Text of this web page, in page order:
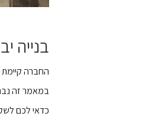
בנייה
החברה קיימת
במאמר זה
כדאי לכם